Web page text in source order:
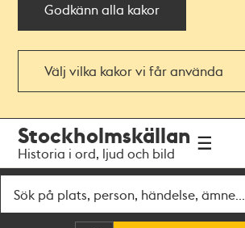
Godkänn alla kakor
Välj vilka kakor vi får använda
navigationen
huvudinnehållet
Stockholmskällan
Historia i ord, ljud och bild